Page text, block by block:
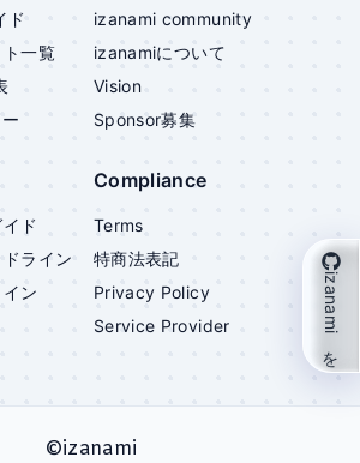
ド
一覧
izanami community
izanamiについて
Vision
Sponsor募集
ド
ライン
ン
Compliance
Terms
特商法表記
Privacy Policy
Service Provider
©izanami
izanami を支援